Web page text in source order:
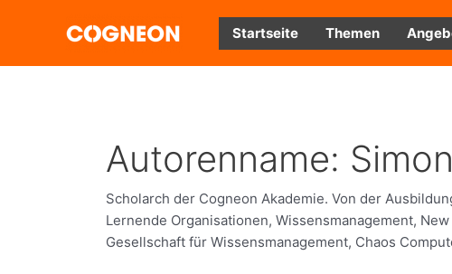
Startseite Themen
Autorenname:
Scholarch der Cogneon Akademie. Von der
Lernende Organisationen, Wissensmanagement,
Gesellschaft für Wissensmanagement, Chaos